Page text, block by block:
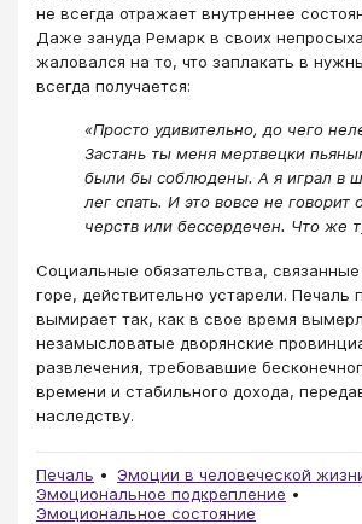
не всегда отражает внутреннее
Даже зануда Ремарк в своих
жаловался на то, что заплакать в
всегда получается:
«Просто удивительно, до чего
Застань ты меня мертвецки
были бы соблюдены. А я играл в
лег спать. И это вовсе не говорит
черств или бессердечен. Что же
Социальные обязательства,
горе, действительно устарели. Печаль
вымирает так, как в свое время
незамысловатые дворянские
развлечения, требовавшие
времени и стабильного дохода,
наследству.
Печаль
Эмоции в человеческой
Эмоциональное подкрепление
Эмоциональное состояние